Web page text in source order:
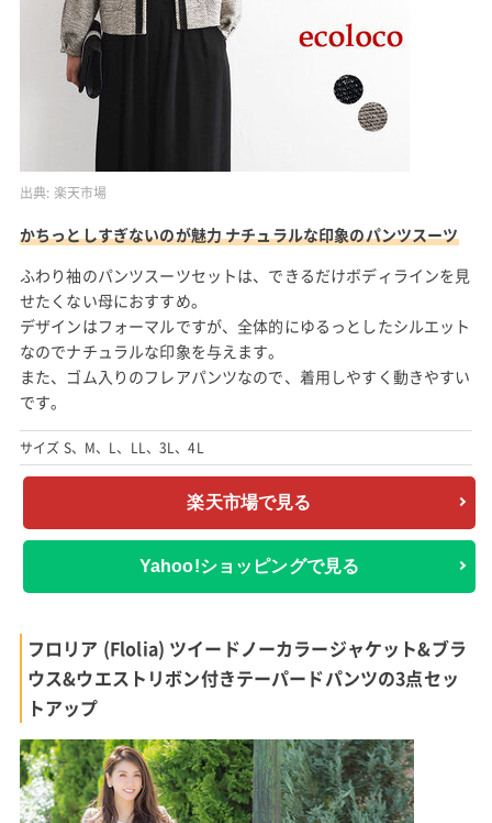
出典: 楽天市場
かちっとしすぎないのが魅力 ナチュラルな印象のパンツスーツ
ふわり袖のパンツスーツセットは、できるだけボディラインを見
せたくない母におすすめ。
デザインはフォーマルですが、全体的にゆるっとしたシルエット
なのでナチュラルな印象を与えます。
また、ゴム入りのフレアパンツなので、着用しやすく動きやすい
です。
サイズ S、M、L、LL、3L、4L
楽天市場で見る
Yahoo!ショッピングで見る
フロリア (Flolia) ツイードノーカラージャケット&ブラ
ウス&ウエストリボン付きテーパードパンツの3点セッ
トアップ